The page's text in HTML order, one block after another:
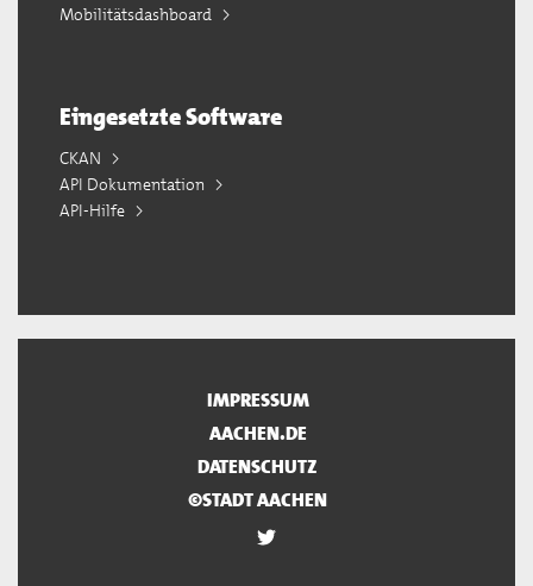
Mobilitätsdashboard
Eingesetzte Software
CKAN
API Dokumentation
API-Hilfe
IMPRESSUM
AACHEN.DE
DATENSCHUTZ
©STADT AACHEN